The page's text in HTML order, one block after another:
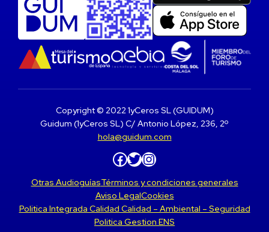
Copyright © 2022 1yCeros SL (GUIDUM)
Guidum (1yCeros SL) C/ Antonio López, 236, 2º
hola@guidum.com
Facebook Twitter Instagram
Otras AudioguíasTérminos y condiciones generales
Aviso LegalCookies
Politica Integrada Calidad Calidad – Ambiental – Seguridad
Politica Gestion ENS